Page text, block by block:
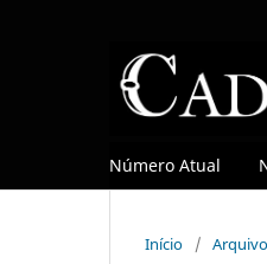
Número Atual
Início /